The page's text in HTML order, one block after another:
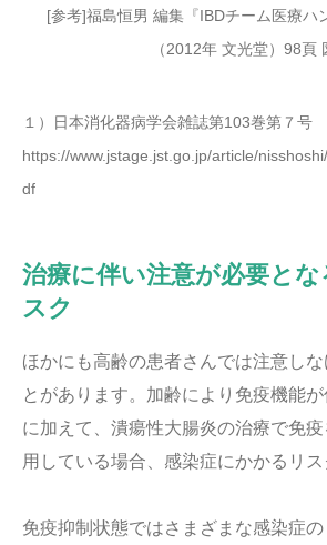
[参考]福島恒男 編集『IBDチーム医療ハ
（2012年 文光堂）98頁
１）⽇本消化器病学会雑誌第103巻第７号
https://www.jstage.jst.go.jp/article/
df
治療に伴い注意が必要とな
スク
ほかにも高齢の患者さんでは注意し
とがあります。加齢により免疫機能
に加えて、潰瘍性大腸炎の治療で免
用している場合、感染症にかかるリス
免疫抑制状態ではさまざまな感染症